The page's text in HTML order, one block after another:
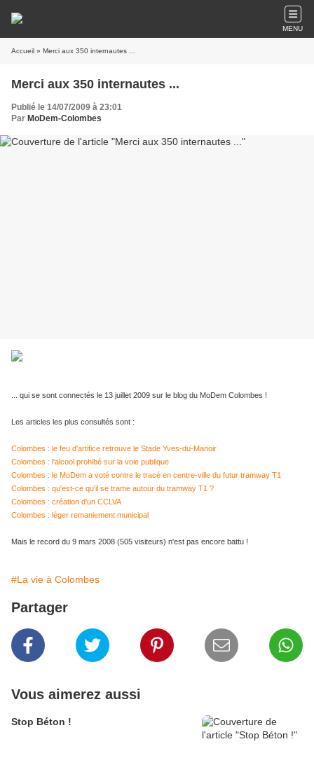
MENU
Accueil » Merci aux 350 internautes ...
Merci aux 350 internautes ...
Publié le 14/07/2009 à 23:01
Par MoDem-Colombes
... qui se sont connectés le 13 juillet 2009 sur le blog du MoDem Colombes !
Les articles les plus consultés sont :
Colombes : le feu d'artifice retrouve le Stade Yves-du-Manoir
Colombes : l'alcool prohibé sur la voie publique
Colombes : le MoDem a voté contre le tracé en centre-ville du futur tramway T1
Colombes : qu'est-ce qu'il se trame autour du tramway T1 ?
Colombes : création d'un CCLVA
Colombes : léger remaniement municipal
Mais le record du 9 mars 2008 (505 visiteurs) n'est pas encore battu !
#La vie à Colombes
Partager
Vous aimerez aussi
Stop Béton !